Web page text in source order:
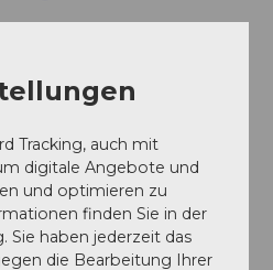
Tracking, auch mit
digitale Angebote und
und optimieren zu
finden Sie in der
Sie haben jederzeit das
die Bearbeitung Ihrer